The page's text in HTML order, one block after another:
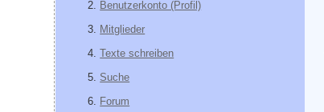
Benutzerkonto (Profil)
Mitglieder
Texte schreiben
Suche
Forum